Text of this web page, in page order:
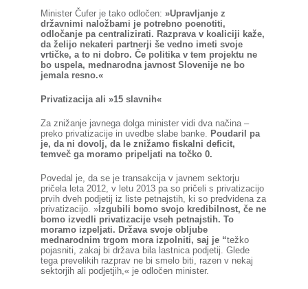
Minister Čufer je tako odločen: »Upravljanje z
državnimi naložbami je potrebno poenotiti,
odločanje pa centralizirati. Razprava v koaliciji kaže,
da želijo nekateri partnerji še vedno imeti svoje
vrtičke, a to ni dobro. Če politika v tem projektu ne
bo uspela, mednarodna javnost Slovenije ne bo
jemala resno.«
Privatizacija ali »15 slavnih«
Za znižanje javnega dolga minister vidi dva načina –
preko privatizacije in uvedbe slabe banke. Poudaril pa
je, da ni dovolj, da le znižamo fiskalni deficit,
temveč ga moramo pripeljati na točko 0.
Povedal je, da se je transakcija v javnem sektorju
pričela leta 2012, v letu 2013 pa so pričeli s privatizacijo
prvih dveh podjetij iz liste petnajstih, ki so predvidena za
privatizacijo. »Izgubili bomo svojo kredibilnost, če ne
bomo izvedli privatizacije vseh petnajstih. To
moramo izpeljati. Država svoje obljube
mednarodnim trgom mora izpolniti, saj je “težko
pojasniti, zakaj bi država bila lastnica podjetij. Glede
tega prevelikih razprav ne bi smelo biti, razen v nekaj
sektorjih ali podjetjih,« je odločen minister.